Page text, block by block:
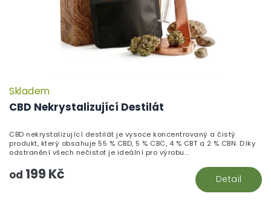
CBD Nekrystalizující Destilát
Skladem
od 199 Kč Detail
CBD nekrystalizující destilát je vysoce koncentrovaný a čistý
produkt, který obsahuje 55 % CBD, 5 % CBC, 4 % CBT a 2 % CBN. Díky
odstranění všech nečistot je ideální pro výrobu...